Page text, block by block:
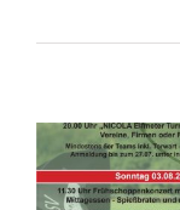
Das Sportfest steht
vor der Tür !